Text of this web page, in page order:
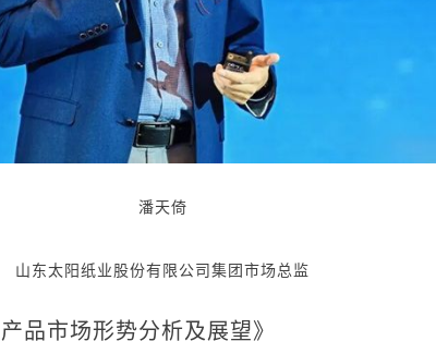
潘天倚
山东太阳纸业股份有限公司集团市场总监
市场形势分析及展望》